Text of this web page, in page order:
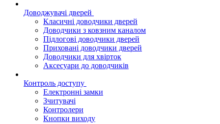
Доводжувачі дверей
Класичні доводчики дверей
Доводчики з ковзним каналом
Підлогові доводчики дверей
Приховані доводчики дверей
Доводчики для хвірток
Аксесуари до доводчиків
Контроль доступу
Електронні замки
Зчитувачі
Контролери
Кнопки виходу